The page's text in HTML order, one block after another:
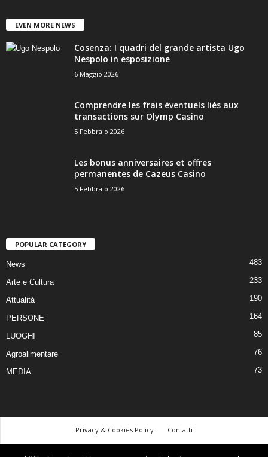
EVEN MORE NEWS
Cosenza: I quadri del grande artista Ugo
Nespolo in esposizione
6 Maggio 2026
Comprendre les frais éventuels liés aux
transactions sur Olymp Casino
5 Febbraio 2026
Les bonus anniversaires et offres
permanentes de Cazeus Casino
5 Febbraio 2026
POPULAR CATEGORY
News 483
Arte e Cultura 233
Attualità 190
PERSONE 164
LUOGHI 85
Agroalimentare 76
MEDIA 73
Privacy & Cookies Policy
Contatti